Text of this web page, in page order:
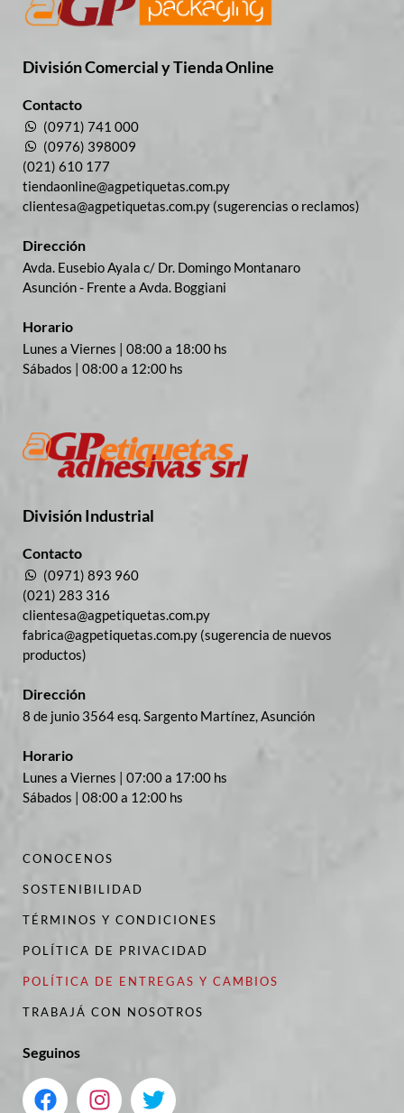
División Comercial​ y Tienda Online
Contacto
(0971) 741 000
(0976) 398009
(021) 610 177
tiendaonline@agpetiquetas.com.py
clientesa@agpetiquetas.com.py (sugerencias o reclamos)
Dirección
Avda. Eusebio Ayala c/ Dr. Domingo Montanaro
Asunción - Frente a Avda. Boggiani
Horario
Lunes a Viernes | 08:00 a 18:00 hs
Sábados | 08:00 a 12:00 hs
División Industrial​
Contacto
(0971) 893 960
(021) 283 316
clientesa@agpetiquetas.com.py
fabrica@agpetiquetas.com.py (sugerencia de nuevos
productos)
Dirección
8 de junio 3564 esq. Sargento Martínez, Asunción
Horario
Lunes a Viernes | 07:00 a 17:00 hs
Sábados | 08:00 a 12:00 hs
CONOCENOS
SOSTENIBILIDAD
TÉRMINOS Y CONDICIONES
POLÍTICA DE PRIVACIDAD
POLÍTICA DE ENTREGAS Y CAMBIOS
TRABAJÁ CON NOSOTROS
Seguinos